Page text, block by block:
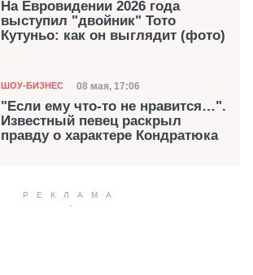
На Евровидении 2026 года
выступил "двойник" Тото
Кутуньо: как он выглядит (фото)
Категория
ШОУ-БИЗНЕС Дата публикации
08 мая, 17:06
"Если ему что-то не нравится…".
Известный певец раскрыл
правду о характере Кондратюка